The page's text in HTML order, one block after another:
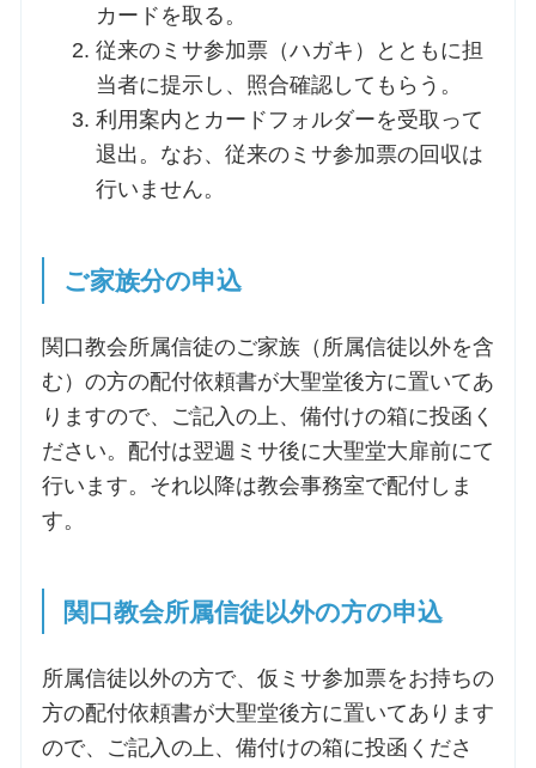
カードを取る。
従来のミサ参加票（ハガキ）とともに担
当者に提示し、照合確認してもらう。
利用案内とカードフォルダーを受取って
退出。なお、従来のミサ参加票の回収は
行いません。
ご家族分の申込
関口教会所属信徒のご家族（所属信徒以外を含
む）の方の配付依頼書が大聖堂後方に置いてあ
りますので、ご記入の上、備付けの箱に投函く
ださい。配付は翌週ミサ後に大聖堂大扉前にて
行います。それ以降は教会事務室で配付しま
す。
関口教会所属信徒以外の方の申込
所属信徒以外の方で、仮ミサ参加票をお持ちの
方の配付依頼書が大聖堂後方に置いてあります
ので、ご記入の上、備付けの箱に投函くださ